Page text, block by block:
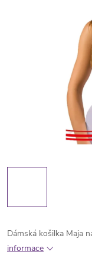
Dámská košilka Maja
informace